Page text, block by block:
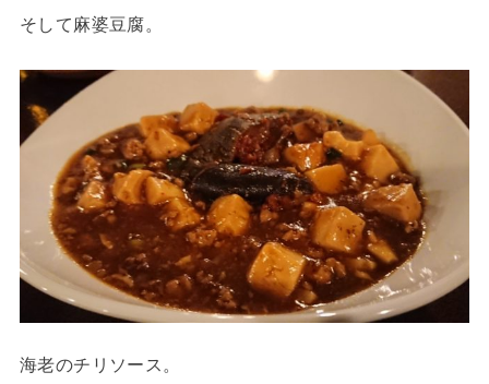
そして麻婆豆腐。
海老のチリソース。